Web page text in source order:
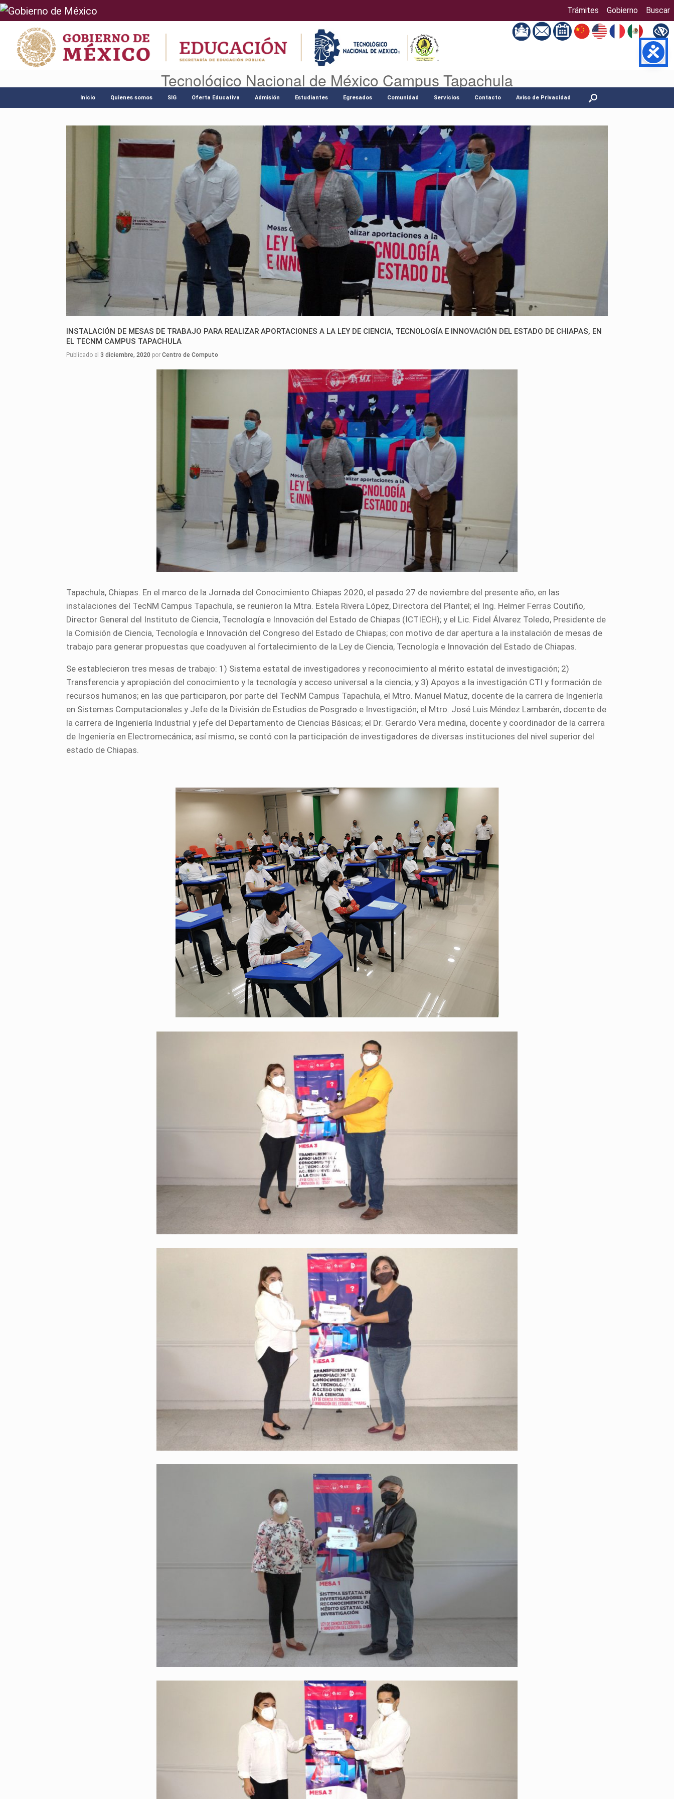
Trámites Gobierno Buscar
al
Tecnológico Nacional de México Campus Tapachula
Inicio Quienes somos SIG Oferta Educativa Admisión Estudiantes Egresados Comunidad Servicios Contacto Aviso de Privacidad
INSTALACIÓN DE MESAS DE TRABAJO PARA REALIZAR APORTACIONES A LA LEY DE CIENCIA, TECNOLOGÍA E INNOVACIÓN DEL ESTADO DE CHIAPAS, EN
EL TECNM CAMPUS TAPACHULA
Publicado el 3 diciembre, 2020 por Centro de Computo
Tapachula, Chiapas. En el marco de la Jornada del Conocimiento Chiapas 2020, el pasado 27 de noviembre del presente año, en las
instalaciones del TecNM Campus Tapachula, se reunieron la Mtra. Estela Rivera López, Directora del Plantel; el Ing. Helmer Ferras Coutiño,
Director General del Instituto de Ciencia, Tecnología e Innovación del Estado de Chiapas (ICTIECH); y el Lic. Fidel Álvarez Toledo, Presidente de
la Comisión de Ciencia, Tecnología e Innovación del Congreso del Estado de Chiapas; con motivo de dar apertura a la instalación de mesas de
trabajo para generar propuestas que coadyuven al fortalecimiento de la Ley de Ciencia, Tecnología e Innovación del Estado de Chiapas.
Se establecieron tres mesas de trabajo: 1) Sistema estatal de investigadores y reconocimiento al mérito estatal de investigación; 2)
Transferencia y apropiación del conocimiento y la tecnología y acceso universal a la ciencia; y 3) Apoyos a la investigación CTI y formación de
recursos humanos; en las que participaron, por parte del TecNM Campus Tapachula, el Mtro. Manuel Matuz, docente de la carrera de Ingeniería
en Sistemas Computacionales y Jefe de la División de Estudios de Posgrado e Investigación; el Mtro. José Luis Méndez Lambarén, docente de
la carrera de Ingeniería Industrial y jefe del Departamento de Ciencias Básicas; el Dr. Gerardo Vera medina, docente y coordinador de la carrera
de Ingeniería en Electromecánica; así mismo, se contó con la participación de investigadores de diversas instituciones del nivel superior del
estado de Chiapas.